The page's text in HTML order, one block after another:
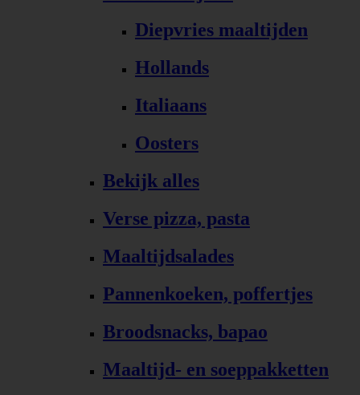
Diepvries maaltijden
Hollands
Italiaans
Oosters
Bekijk alles
Verse pizza, pasta
Maaltijdsalades
Pannenkoeken, poffertjes
Broodsnacks, bapao
Maaltijd- en soeppakketten